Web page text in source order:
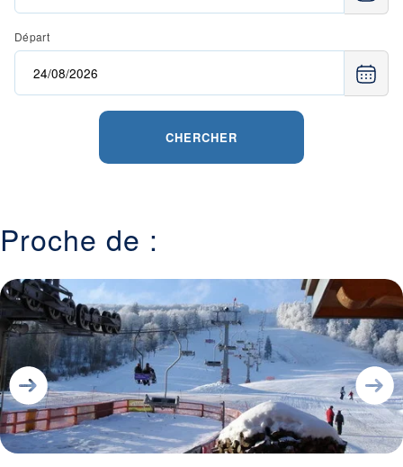
Départ
CHERCHER
Proche de :